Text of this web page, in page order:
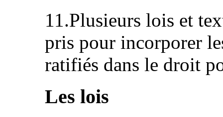
11.Plusieurs lois et
pris pour incorporer
ratifiés dans le droit
Les lois